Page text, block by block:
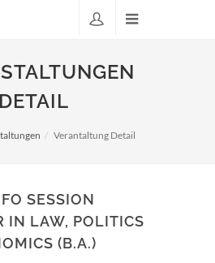
DETAIL
Verantaltung Detail
SESSION
IN LAW, POLITICS
(B.A.)